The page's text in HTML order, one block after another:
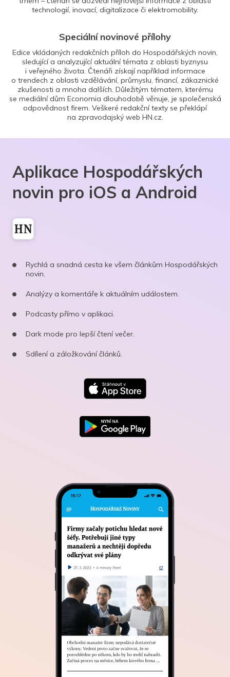
technologií, inovací, digitalizace či elektromobility.
Speciální novinové přílohy
Edice vkládaných redakčních příloh do Hospodářských novin,
sledující a analyzující aktuální témata z oblasti byznysu
i veřejného života. Čtenáři získají například informace
o trendech z oblasti vzdělávání, průmyslu, financí, zákaznické
zkušenosti a mnoha dalších. Důležitým tématem, kterému
se mediální dům Economia dlouhodobě věnuje, je společenská
odpovědnost firem. Veškeré redakční texty se překlápí
na zpravodajský web HN.cz.
Aplikace Hospodářských
novin pro iOS a Android
Rychlá a snadná cesta ke všem článkům Hospodářských
novin.
Analýzy a komentáře k aktuálním událostem.
Podcasty přímo v aplikaci.
Dark mode pro lepší čtení večer.
Sdílení a záložkování článků.